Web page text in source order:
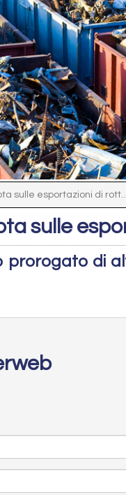
sulle esportazioni di rott...
sulle
prorogato di